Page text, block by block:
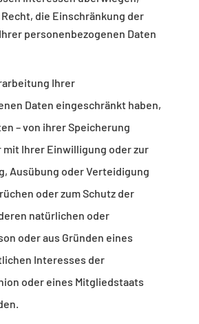
Recht, die Einschränkung der
personenbezogenen Daten
Ihrer
Daten eingeschränkt haben,
– von ihrer Speicherung
mit Ihrer Einwilligung oder zur
Ausübung oder Verteidigung
oder zum Schutz der
natürlichen oder
oder aus Gründen eines
Interesses der
oder eines Mitgliedstaats